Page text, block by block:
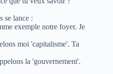
se lance :
exemple notre foyer. Je
moi 'capitalisme'. Ta
la 'gouvernement'.